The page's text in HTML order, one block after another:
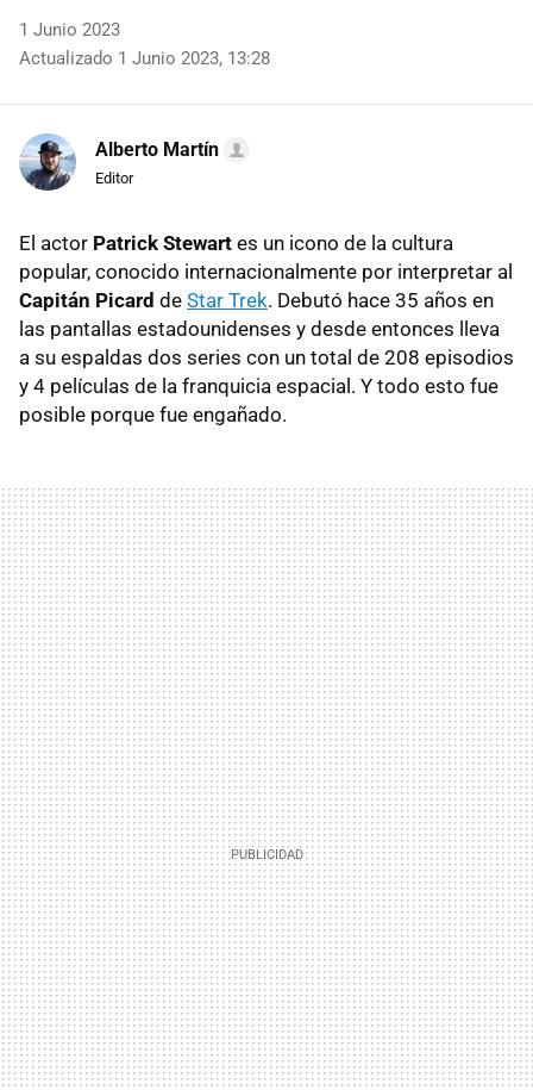
1 Junio 2023
Actualizado 1 Junio 2023, 13:28
Alberto Martín
Editor
El actor Patrick Stewart es un icono de la cultura
popular, conocido internacionalmente por interpretar al
Capitán Picard de Star Trek. Debutó hace 35 años en
las pantallas estadounidenses y desde entonces lleva
a su espaldas dos series con un total de 208 episodios
y 4 películas de la franquicia espacial. Y todo esto fue
posible porque fue engañado.